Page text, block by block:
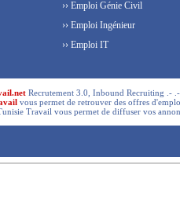
›› Emploi Génie Civil
›› Emploi Ingénieur
›› Emploi IT
Recrutement 3.0, Inbound Recruiting .-
vous permet de retrouver des offres
Travail vous permet de diffuser vos